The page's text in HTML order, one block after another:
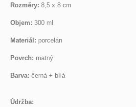
Rozměry: 8,5 x 8 cm
Objem: 300 ml
Materiál: porcelán
Povrch: matný
Barva: černá + bílá
Údržba: